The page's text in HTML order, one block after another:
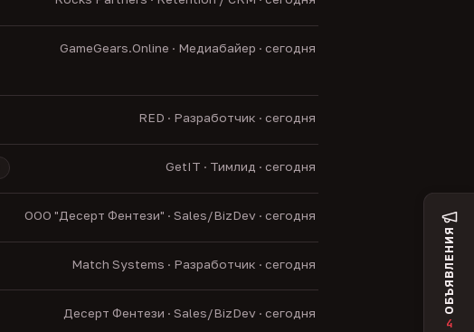
GameGears.Online · Медиабайер · сегодня
RED · Разработчик · сегодня
GetIT · Тимлид · сегодня
ООО "Десерт Фентези" · Sales/BizDev · сегодня
Match Systems · Разработчик · сегодня
Десерт Фентези · Sales/BizDev · сегодня ОБЪЯВЛЕНИЯ
4